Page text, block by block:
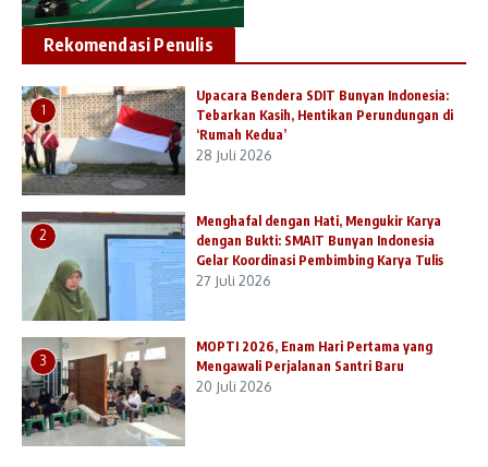
Rekomendasi Penulis
1
Upacara Bendera SDIT Bunyan Indonesia:
Tebarkan Kasih, Hentikan Perundungan di
‘Rumah Kedua’
28 Juli 2026
2
Menghafal dengan Hati, Mengukir Karya
dengan Bukti: SMAIT Bunyan Indonesia
Gelar Koordinasi Pembimbing Karya Tulis
27 Juli 2026
3
MOPTI 2026, Enam Hari Pertama yang
Mengawali Perjalanan Santri Baru
20 Juli 2026